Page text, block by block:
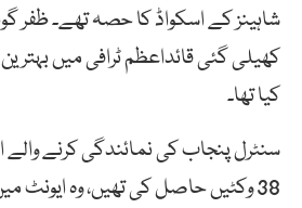
شاہینز کے اسکواڈ کا حصہ تھے۔ ظفر
کھیلی گئی قائداعظم ٹرافی میں
کیا تھا۔
سنٹرل پنجاب کی نمائندگی کرنے والے
38 وکٹیں حاصل کی تھیں، وہ